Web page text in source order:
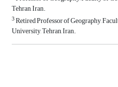
Tehran, Iran.
3Retired Professor of Geography,
University, Tehran, Iran.